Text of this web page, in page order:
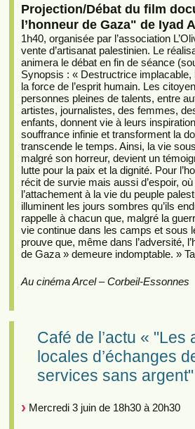
Projection/Débat du film
l’honneur de Gaza" de Iyad
1h40, organisée par l’association
vente d’artisanat palestinien. Le
animera le débat en fin de séance
Synopsis : « Destructrice
la force de l’esprit humain. Les
personnes pleines de talents, entre
artistes, journalistes, des femmes,
enfants, donnent vie à leurs
souffrance infinie et transforment la
transcende le temps. Ainsi, la vie
malgré son horreur, devient un
lutte pour la paix et la dignité. Pour
récit de survie mais aussi d’espoir, où
l’attachement à la vie du peuple
illuminent les jours sombres qu’ils
rappelle à chacun que, malgré la
vie continue dans les camps et sous
prouve que, même dans l’adversité,
de Gaza » demeure indomptable. »
Au cinéma Arcel – Corbeil-Essonnes
Café de l’actu « "Les
locales d’échanges
services sans argent"
Mercredi 3 juin de 18h30 à 20h30